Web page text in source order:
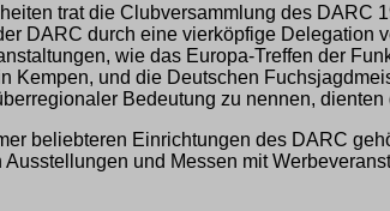
trat die Clubversammlung des
DARC durch eine vierköpfige Delegation
wie das Europa-Treffen der
Kempen, und die Deutschen
Bedeutung zu nennen,
beliebteren Einrichtungen des DARC
und Messen mit